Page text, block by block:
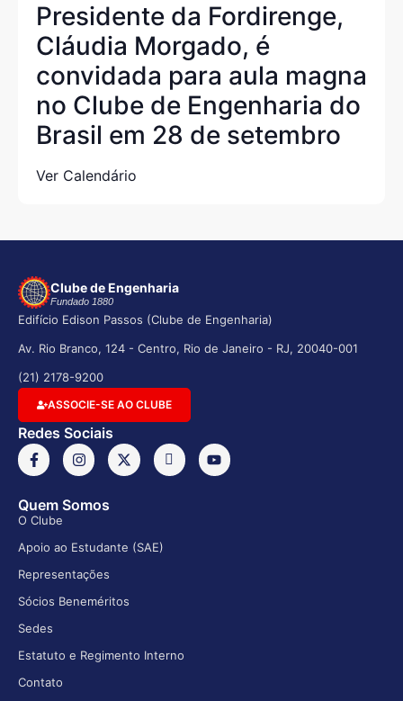
Presidente da Fordirenge,
Cláudia Morgado, é
convidada para aula magna
no Clube de Engenharia do
Brasil em 28 de setembro
Ver Calendário
Clube de Engenharia
Fundado 1880
Edifício Edison Passos (Clube de Engenharia)
Av. Rio Branco, 124 - Centro, Rio de Janeiro - RJ, 20040-001
(21) 2178-9200
ASSOCIE-SE AO CLUBE
Redes Sociais
Quem Somos
O Clube
Apoio ao Estudante (SAE)
Representações
Sócios Beneméritos
Sedes
Estatuto e Regimento Interno
Contato